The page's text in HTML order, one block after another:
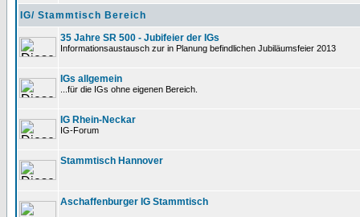
IG/ Stammtisch Bereich
35 Jahre SR 500 - Jubifeier der IGs
Informationsaustausch zur in Planung befindlichen Jubiläumsfeier 2013
IGs allgemein
...für die IGs ohne eigenen Bereich.
IG Rhein-Neckar
IG-Forum
Stammtisch Hannover
Aschaffenburger IG Stammtisch